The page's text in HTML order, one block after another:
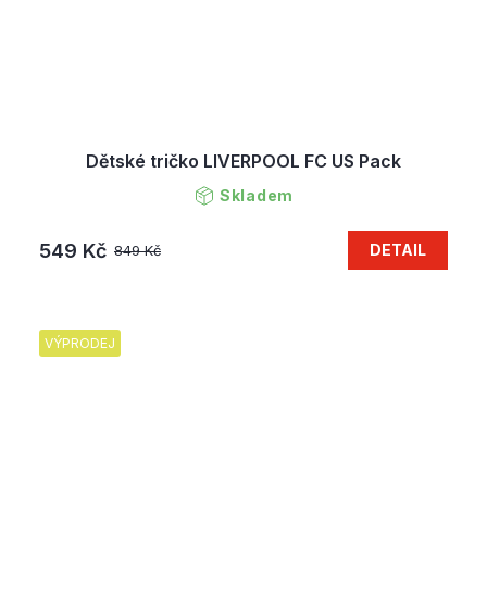
Dětské tričko LIVERPOOL FC US Pack
Skladem
849 Kč
549 Kč DETAIL
VÝPRODEJ